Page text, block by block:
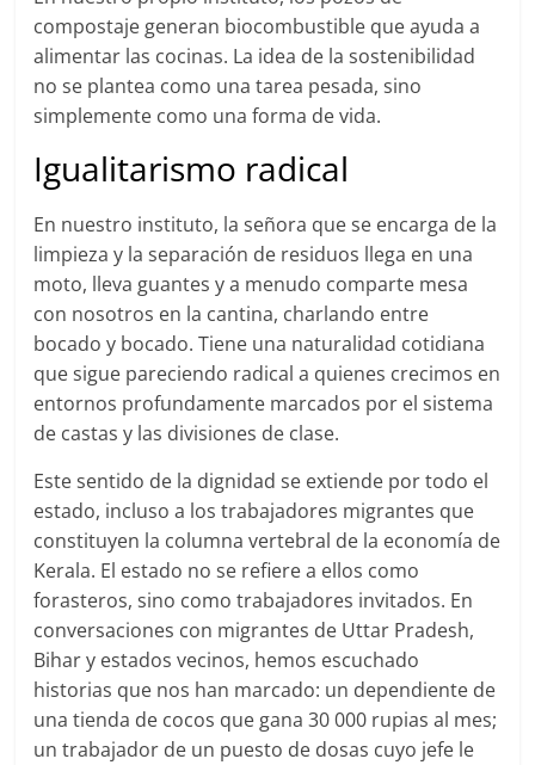
compostaje generan biocombustible que ayuda a
alimentar las cocinas. La idea de la sostenibilidad
no se plantea como una tarea pesada, sino
simplemente como una forma de vida.
Igualitarismo radical
En nuestro instituto, la señora que se encarga de la
limpieza y la separación de residuos llega en una
moto, lleva guantes y a menudo comparte mesa
con nosotros en la cantina, charlando entre
bocado y bocado. Tiene una naturalidad cotidiana
que sigue pareciendo radical a quienes crecimos en
entornos profundamente marcados por el sistema
de castas y las divisiones de clase.
Este sentido de la dignidad se extiende por todo el
estado, incluso a los trabajadores migrantes que
constituyen la columna vertebral de la economía de
Kerala. El estado no se refiere a ellos como
forasteros, sino como trabajadores invitados. En
conversaciones con migrantes de Uttar Pradesh,
Bihar y estados vecinos, hemos escuchado
historias que nos han marcado: un dependiente de
una tienda de cocos que gana 30 000 rupias al mes;
un trabajador de un puesto de dosas cuyo jefe le